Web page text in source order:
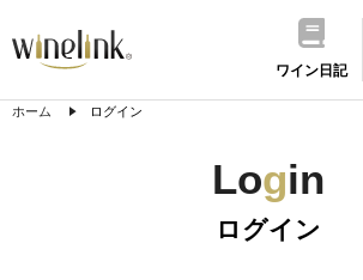
ワイン日記
ホーム ログイン
Login
ログイン